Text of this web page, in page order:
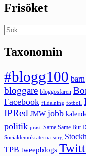
Frisöket
Sök
efter:
Taxonomin
#blogg100 barn
bloggare bloggosfären
Facebook fildelning fotboll
IPRed JMW jobb
politik präst Same Same But
Socialdemokraterna sorg
TPB tweepblogs